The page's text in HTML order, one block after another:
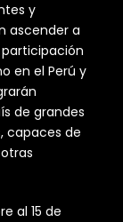
y
ascender a
en el Perú y
de grandes
capaces de
al 15 de